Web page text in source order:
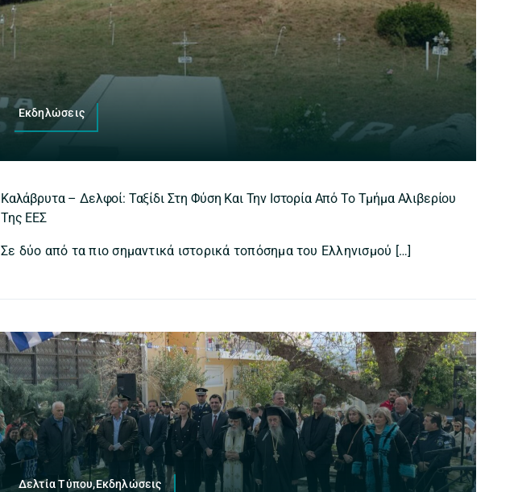
Εκδηλώσεις
Καλάβρυτα – Δελφοί: Ταξίδι Στη Φύση Και Την Ιστορία Από Το Τμήμα Αλιβερίου
Της ΕΕΣ
Σε δύο από τα πιο σημαντικά ιστορικά τοπόσημα του Ελληνισμού […]
Δελτία Τύπου,Εκδηλώσεις